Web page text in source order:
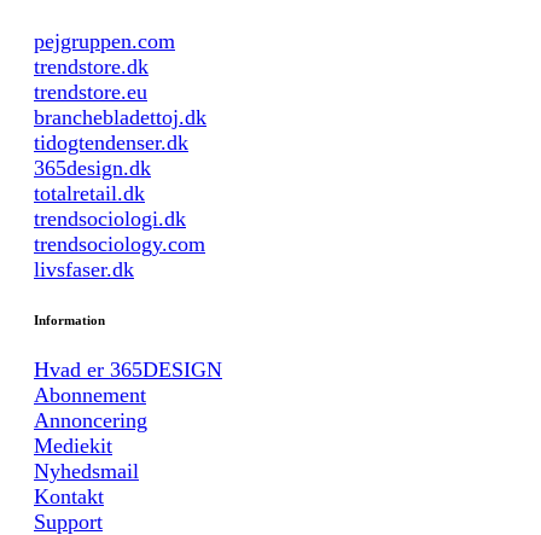
pejgruppen.com
trendstore.dk
trendstore.eu
branchebladettoj.dk
tidogtendenser.dk
365design.dk
totalretail.dk
trendsociologi.dk
trendsociology.com
livsfaser.dk
Information
Hvad er 365DESIGN
Abonnement
Annoncering
Mediekit
Nyhedsmail
Kontakt
Support